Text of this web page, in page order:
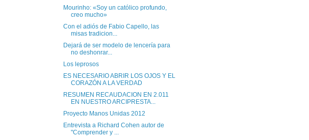
Mourinho: «Soy un católico profundo,
creo mucho»
Con el adiós de Fabio Capello, las
misas tradicion...
Dejará de ser modelo de lencería para
no deshonrar...
Los leprosos
ES NECESARIO ABRIR LOS OJOS Y EL
CORAZÓN A LA VERDAD
RESUMEN RECAUDACION EN 2.011
EN NUESTRO ARCIPRESTA...
Proyecto Manos Unidas 2012
Entrevista a Richard Cohen autor de
"Comprender y ...